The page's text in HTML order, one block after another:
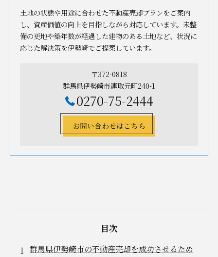
土地の状態や用途に合わせた不動産売却プランをご案内
し、資産価値の向上を目指しながら対応しています。未整
備の更地や築年数が経過した建物のある土地など、状況に
応じた解決策を伊勢崎でご提案しています。
〒372-0818
群馬県伊勢崎市連取元町240-1
0270-75-2444
お問い合わせはこちら
目次
群馬県伊勢崎市の不動産売却を成功させるため